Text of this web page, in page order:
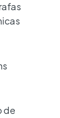
de